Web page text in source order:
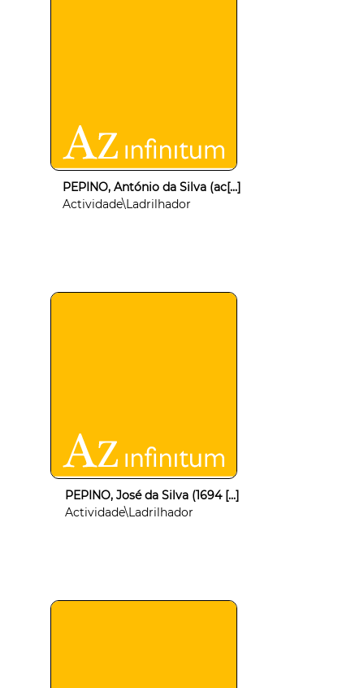
PEPINO, António da Silva (ac[...]
Actividade\Ladrilhador
PEPINO, José da Silva (1694 [...]
Actividade\Ladrilhador